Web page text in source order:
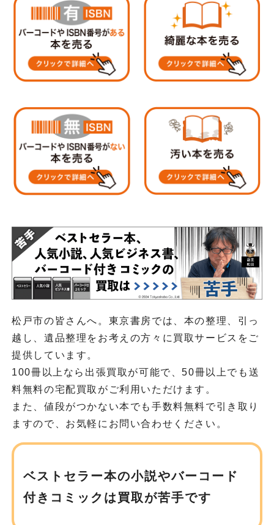
松戸市の皆さんへ。東京書房では、本の整理、引っ
越し、遺品整理をお考えの方々に買取サービスをご
提供しています。
100冊以上なら出張買取が可能で、50冊以上でも送
料無料の宅配買取がご利用いただけます。
また、値段がつかない本でも手数料無料で引き取り
ますので、お気軽にお問い合わせください。
ベストセラー本の小説やバーコード
付きコミックは買取が苦手です